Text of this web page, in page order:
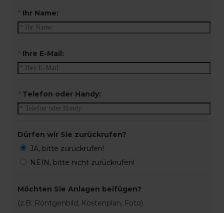
* Ihr Name:
* Ihre E-Mail:
* Telefon oder Handy:
Dürfen wir Sie zurückrufen?
JA, bitte zurückrufen!
NEIN, bitte nicht zurückrufen!
Möchten Sie Anlagen beifügen?
(z.B. Röntgenbild, Kostenplan, Foto)